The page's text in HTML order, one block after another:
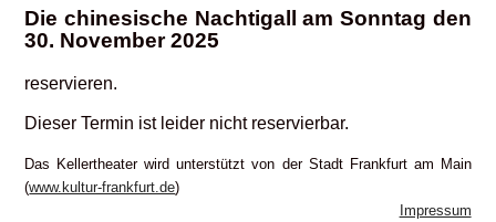
Die chinesische Nachtigall am Sonntag den
30. November 2025
reservieren.
Dieser Termin ist leider nicht reservierbar.
Das Kellertheater wird unterstützt von der Stadt Frankfurt am Main
(www.kultur-frankfurt.de)
Impressum